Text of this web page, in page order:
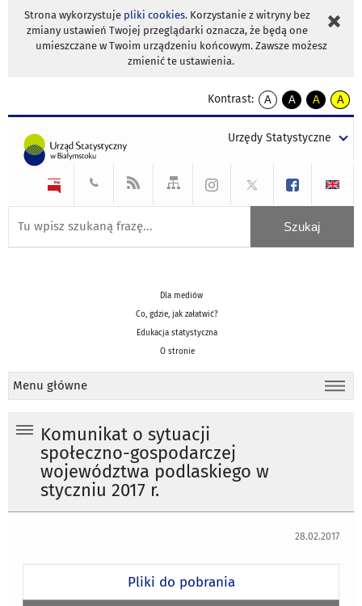
Strona wykorzystuje pliki cookies. Korzystanie z witryny bez
zmiany ustawień Twojej przeglądarki oznacza, że będą one
umieszczane w Twoim urządzeniu końcowym. Zawsze możesz
zmienić te ustawienia.
Kontrast:
A
kontrast
A
kontrast
tekst
czarnym
A
kontrast
tekst
czarnym
A
tekst
żółtym
Urzędy Statystyczne
Dla mediów
Co, gdzie, jak załatwić?
Edukacja statystyczna
O stronie
Menu główne
Komunikat o sytuacji
społeczno-gospodarczej
województwa podlaskiego w
styczniu 2017 r.
28.02.2017
Pliki do pobrania